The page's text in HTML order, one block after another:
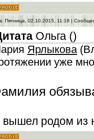
Пятница, 02.10.2015, 11:16 |
Ольга ()
Ярлыкова
уже
родом из